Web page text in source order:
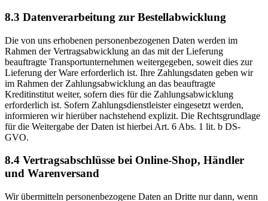
8.3 Datenverarbeitung zur Bestellabwicklung
Die von uns erhobenen personenbezogenen Daten werden im
Rahmen der Vertragsabwicklung an das mit der Lieferung
beauftragte Transportunternehmen weitergegeben, soweit dies zur
Lieferung der Ware erforderlich ist. Ihre Zahlungsdaten geben wir
im Rahmen der Zahlungsabwicklung an das beauftragte
Kreditinstitut weiter, sofern dies für die Zahlungsabwicklung
erforderlich ist. Sofern Zahlungsdienstleister eingesetzt werden,
informieren wir hierüber nachstehend explizit. Die Rechtsgrundlage
für die Weitergabe der Daten ist hierbei Art. 6 Abs. 1 lit. b DS-
GVO.
8.4 Vertragsabschlüsse bei Online-Shop, Händler
und Warenversand
Wir übermitteln personenbezogene Daten an Dritte nur dann, wenn